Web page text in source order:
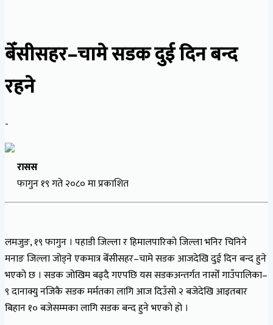
बेँसीसहर–चामे सडक दुई दिन बन्द
रहने
-
रासस
फागुन १९ गते २०८० मा प्रकाशित
लमजुङ, १९ फागुन । पहाडी जिल्ला र हिमालपारिको जिल्ला भनिर चिनिने
मनाङ जिल्ला जोड्ने एकमात्र बेँसीसहर–चामे सडक आजदेखि दुई दिन बन्द हुने
भएको छ । सडक जोखिम बढ्दै गएपछि यस सडकअन्तर्गत नासोँ गाउँपालिका–
९ दानाक्यु नजिकै सडक मर्मतका लागि आज दिउँसो २ बजेदेखि आइतबार
बिहान १० बजेसम्मका लागि सडक बन्द हुने भएको हो ।